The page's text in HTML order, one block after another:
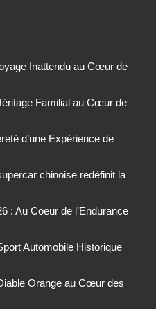
Inattendu au Cœur de
Familial au Cœur de
d’une Expérience de
chinoise redéfinit la
: Au Coeur de l’Endurance
Automobile Historique
Orange au Cœur des